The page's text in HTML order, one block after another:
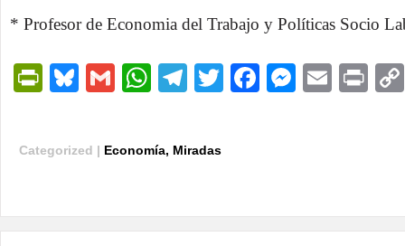
* Profesor de Economia del Trabajo y Políticas Socio
PrintFriendly
Bluesky
GmailWhatsApp
Telegram
TwitterFacebook
Email
Categorized | Economía, Miradas